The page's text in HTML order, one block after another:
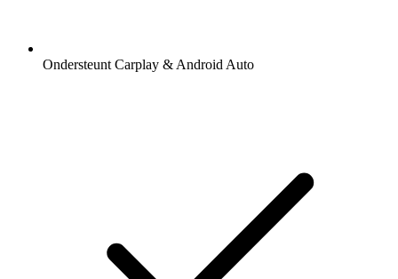
Ondersteunt Carplay & Android Auto